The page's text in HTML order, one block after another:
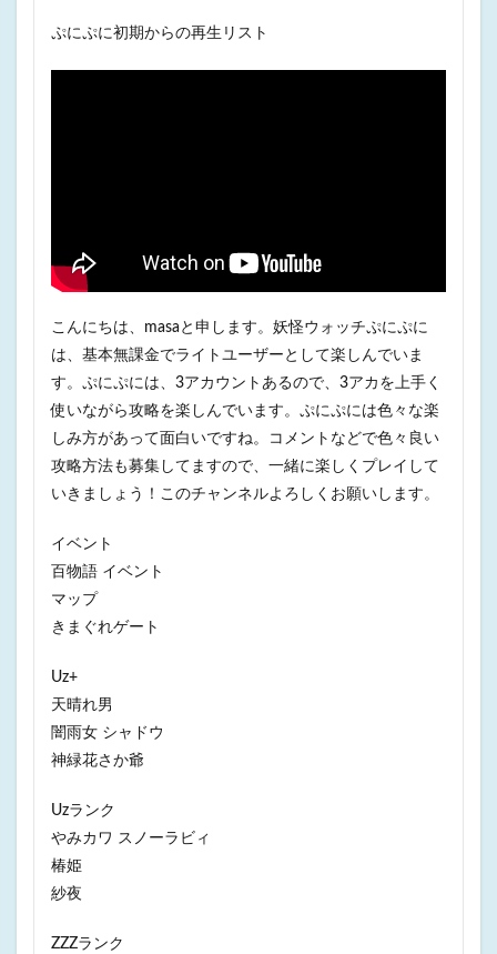
ぷにぷに初期からの再生リスト
こんにちは、masaと申します。妖怪ウォッチぷにぷに
は、基本無課金でライトユーザーとして楽しんでいま
す。ぷにぷには、3アカウントあるので、3アカを上手く
使いながら攻略を楽しんでいます。ぷにぷには色々な楽
しみ方があって面白いですね。コメントなどで色々良い
攻略方法も募集してますので、一緒に楽しくプレイして
いきましょう！このチャンネルよろしくお願いします。
イベント
百物語 イベント
マップ
きまぐれゲート
Uz+
天晴れ男
闇雨女 シャドウ
神緑花さか爺
Uzランク
やみカワ スノーラビィ
椿姫
紗夜
ZZZランク